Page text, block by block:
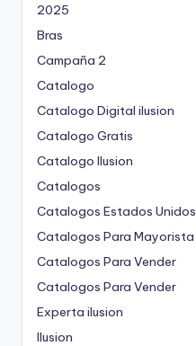
2025
Bras
Campaña 2
Catalogo
Catalogo Digital ilusion
Catalogo Gratis
Catalogo Ilusion
Catalogos
Catalogos Estados Unidos
Catalogos Para Mayorista
Catalogos Para Vender
Catalogos Para Vender
Experta ilusion
Ilusion